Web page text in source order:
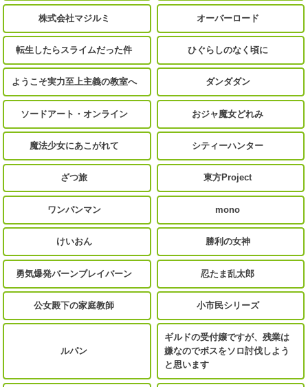
株式会社マジルミ オーバーロード
転生したらスライムだった件 ひぐらしのなく頃に
ようこそ実力至上主義の教室へ ダンダダン
ソードアート・オンライン おジャ魔女どれみ
魔法少女にあこがれて シティーハンター
ざつ旅 東方Project
ワンパンマン mono
けいおん 勝利の女神
勇気爆発バーンブレイバーン 忍たま乱太郎
公女殿下の家庭教師 小市民シリーズ
ルパン
ギルドの受付嬢ですが、残業は
嫌なのでボスをソロ討伐しよう
と思います